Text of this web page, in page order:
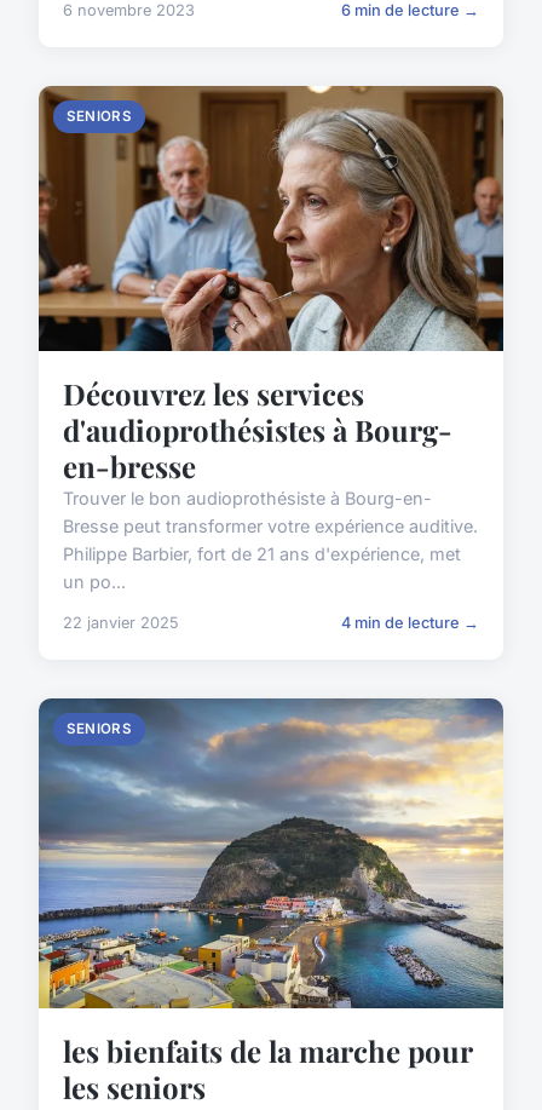
6 novembre 2023 6 min de lecture →
SENIORS
Découvrez les services
d'audioprothésistes à Bourg-
en-bresse
Trouver le bon audioprothésiste à Bourg-en-
Bresse peut transformer votre expérience auditive.
Philippe Barbier, fort de 21 ans d'expérience, met
un po...
22 janvier 2025 4 min de lecture →
SENIORS
les bienfaits de la marche pour
les seniors